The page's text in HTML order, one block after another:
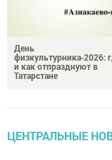
День
физкультурника‑2026:
и как отпразднуют в
Татарстане
ЦЕНТРАЛЬНЫЕ